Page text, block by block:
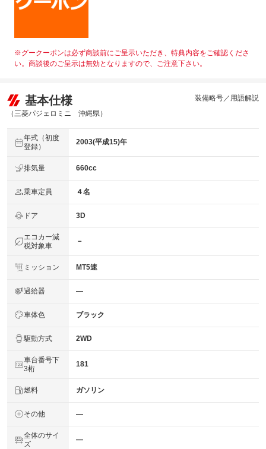
※グークーポンは必ず商談前にご呈示いただき、特典内容をご確認くださ
い。商談後のご呈示は無効となりますので、ご注意下さい。
基本仕様
（三菱パジェロミニ 沖縄県）
装備略号／用語解説
年式（初度
登録）
2003(平成15)年
排気量 660cc
乗車定員 ４名
ドア 3D
エコカー減
税対象車
－
ミッション MT5速
過給器 ―
車体色 ブラック
駆動方式 2WD
車台番号下
3桁
181
燃料 ガソリン
その他 ―
全体のサイ
ズ
―